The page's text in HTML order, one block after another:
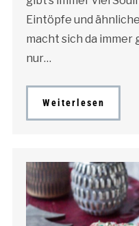
Eintöpfe und
macht sich da immer
nur…
Weiterlesen